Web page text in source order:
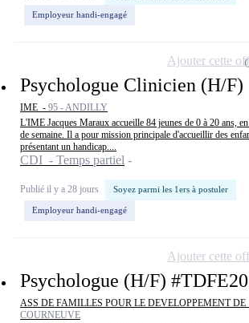
Employeur handi-engagé
Psychologue Clinicien (H/F)
IME - 95 - ANDILLY
L'IME Jacques Maraux accueille 84 jeunes de 0 à 20 ans,
de semaine. Il a pour mission principale d'accueillir des
présentant un handicap....
CDI - Temps partiel
Publié il y a 28 jours Soyez parmi les 1ers à postuler
Employeur handi-engagé
Ajouter cette
Psychologue (H/F)
ASS DE FAMILLES POUR LE DEVELOPPEMENT
COURNEUVE
Ajouter cette